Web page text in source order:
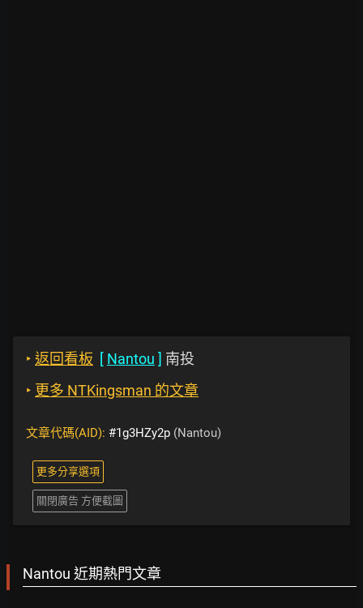
‣ 返回看板 [ Nantou ] 南投
‣ 更多 NTKingsman 的文章
文章代碼(AID): #1g3HZy2p (Nantou)
更多分享選項
關閉廣告 方便截圖
Nantou 近期熱門文章